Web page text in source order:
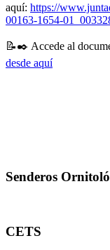
aquí: https://
00163-1654-
📝✒️ Accede al
desde aquí
Senderos
CETS